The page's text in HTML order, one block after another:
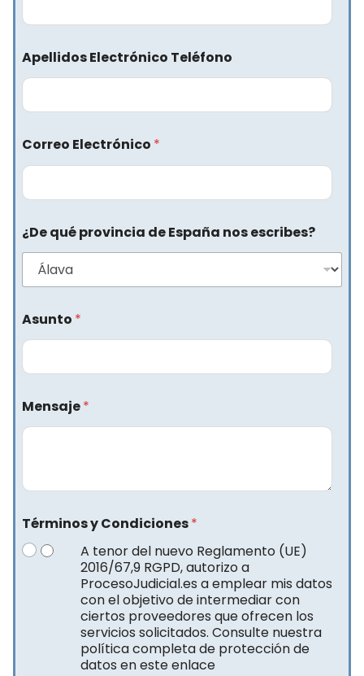
Apellidos Electrónico Teléfono
Correo Electrónico *
¿De qué provincia de España nos escribes?
Asunto *
Mensaje*
Términos y Condiciones*
A tenor del nuevo Reglamento (UE)
2016/67,9 RGPD, autorizo a
ProcesoJudicial.es a emplear mis datos
con el objetivo de intermediar con
ciertos proveedores que ofrecen los
servicios solicitados. Consulte nuestra
política completa de protección de
datos en este enlace